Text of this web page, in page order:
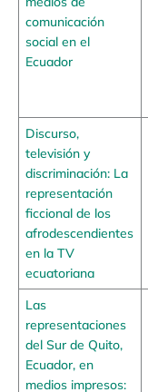
comunicación
social en el
Ecuador
Discurso,
televisión y
discriminación: La
representación
ficcional de los
afrodescendientes
en la TV
ecuatoriana
Las
representaciones
del Sur de Quito,
Ecuador, en
medios impresos: